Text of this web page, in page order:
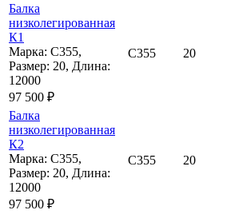
Балка
низколегированная
К1
Марка: С355,
Размер: 20, Длина:
12000
97 500 ₽
С355 20
Балка
низколегированная
К2
Марка: С355,
Размер: 20, Длина:
12000
97 500 ₽
С355 20